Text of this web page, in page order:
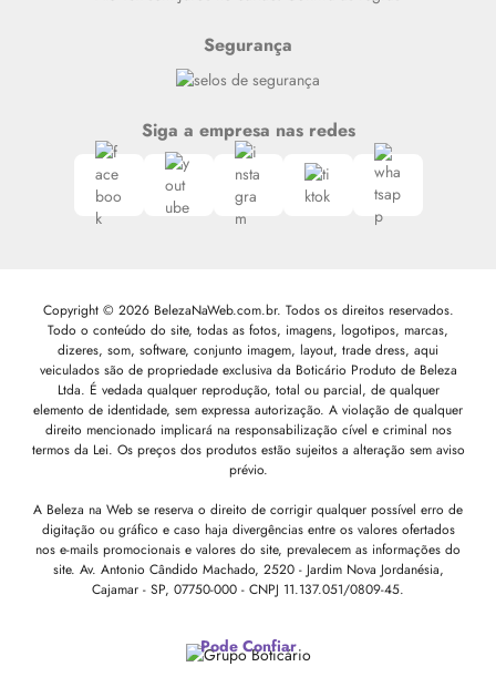
Segurança
Siga a empresa nas redes
Copyright © 2026 BelezaNaWeb.com.br. Todos os direitos reservados.
Todo o conteúdo do site, todas as fotos, imagens, logotipos, marcas,
dizeres, som, software, conjunto imagem, layout, trade dress, aqui
veiculados são de propriedade exclusiva da Boticário Produto de Beleza
Ltda. É vedada qualquer reprodução, total ou parcial, de qualquer
elemento de identidade, sem expressa autorização. A violação de qualquer
direito mencionado implicará na responsabilização cível e criminal nos
termos da Lei. Os preços dos produtos estão sujeitos a alteração sem aviso
prévio.
A Beleza na Web se reserva o direito de corrigir qualquer possível erro de
digitação ou gráfico e caso haja divergências entre os valores ofertados
nos e-mails promocionais e valores do site, prevalecem as informações do
site. Av. Antonio Cândido Machado, 2520 - Jardim Nova Jordanésia,
Cajamar - SP, 07750-000 - CNPJ 11.137.051/0809-45.
Pode Confiar